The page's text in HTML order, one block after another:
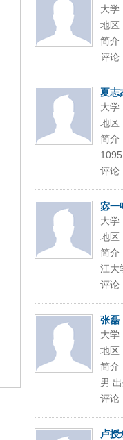
大学
地区
简介
评论
夏志
大学
地区
简介
评论
宓一
大学
地区
简介
江大
评论
张磊
大学
地区
简介
男
评论
卢授